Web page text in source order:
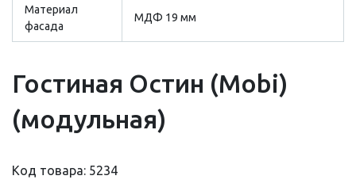
Материал
фасада
МДФ 19 мм
Гостиная Остин (Mobi)
(модульная)
Код товара: 5234